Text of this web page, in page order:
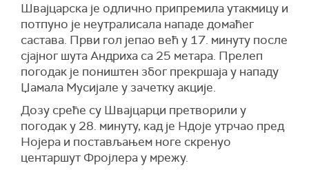
Швајцарска је одлично припремила утакмицу и
потпуно је неутралисала нападе домаћег
састава. Први гол јепао већ у 17. минуту после
сјајног шута Андриха са 25 метара. Прелеп
погодак је поништен због прекршаја у нападу
Џамала Мусијале у зачетку акције.
Дозу среће су Швајцарци претворили у
погодак у 28. минуту, кад је Ндоје утрчао пред
Нојера и постављањем ноге скренуо
центаршут Фројлера у мрежу.